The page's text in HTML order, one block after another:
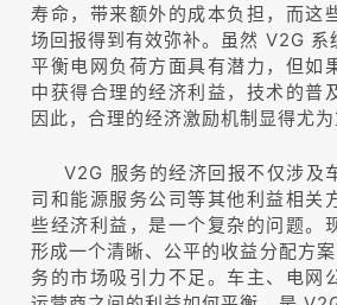
寿命，带来额外的成本负担，而这
场回报得到有效弥补。虽然 V2G 系
平衡电网负荷方面具有潜力，但如
中获得合理的经济利益，技术的普
因此，合理的经济激励机制显得尤为
V2G 服务的经济回报不仅涉及
司和能源服务公司等其他利益相关
些经济利益，是一个复杂的问题。
形成一个清晰、公平的收益分配方
务的市场吸引力不足。车主、电网